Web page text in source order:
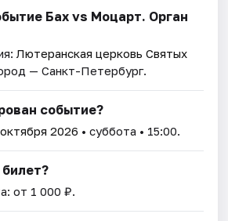
Бах vs Моцарт. Орган
Лютеранская церковь Святых
— Санкт-Петербург.
событие?
2026 • суббота • 15:00.
от 1 000 ₽.